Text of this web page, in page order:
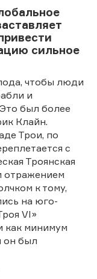
сильное
чтобы люди
и
был более
Клайн.
Трои, по
с
Троянская
отражением
к тому,
на юго-
VI»
как минимум
он был